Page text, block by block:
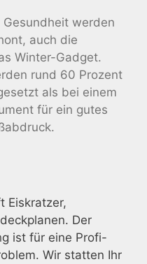
werden
auch die
Winter-Gadget.
rund 60 Prozent
als bei einem
für ein gutes
Eiskratzer,
Der
ist für eine Profi-
Wir statten Ihr